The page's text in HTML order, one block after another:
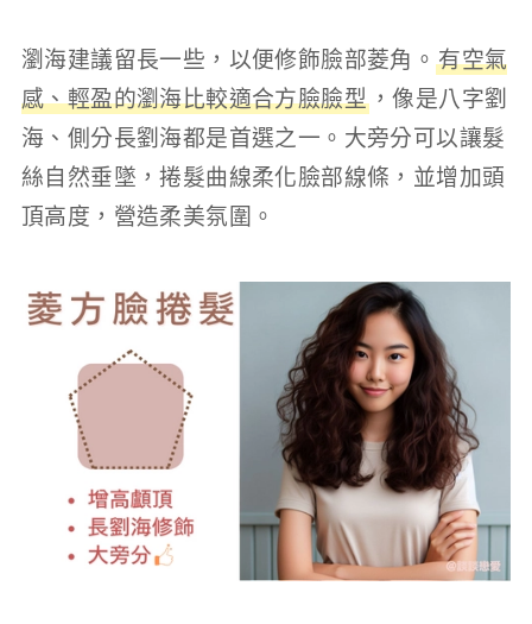
瀏海建議留長一些，以便修飾臉部菱角。有空氣
感、輕盈的瀏海比較適合方臉臉型，像是八字劉
海、側分長劉海都是首選之一。大旁分可以讓髮
絲自然垂墜，捲髮曲線柔化臉部線條，並增加頭
頂高度，營造柔美氛圍。